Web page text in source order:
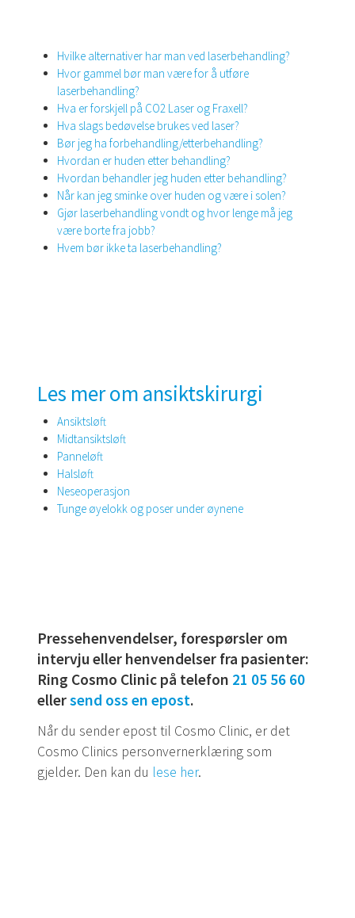
Hvilke alternativer har man ved laserbehandling?
Hvor gammel bør man være for å utføre
laserbehandling?
Hva er forskjell på CO2 Laser og Fraxell?
Hva slags bedøvelse brukes ved laser?
Bør jeg ha forbehandling/etterbehandling?
Hvordan er huden etter behandling?
Hvordan behandler jeg huden etter behandling?
Når kan jeg sminke over huden og være i solen?
Gjør laserbehandling vondt og hvor lenge må jeg
være borte fra jobb?
Hvem bør ikke ta laserbehandling?
Les mer om ansiktskirurgi
Ansiktsløft
Midtansiktsløft
Panneløft
Halsløft
Neseoperasjon
Tunge øyelokk og poser under øynene
Pressehenvendelser, forespørsler om
intervju eller henvendelser fra pasienter:
Ring Cosmo Clinic på telefon 21 05 56 60
ellersend oss en epost.
Når du sender epost til Cosmo Clinic, er det
Cosmo Clinics personvernerklæring som
gjelder. Den kan du lese her.